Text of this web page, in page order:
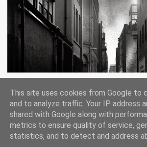
Lee Jeffries
This site uses cookies from Google to
and to analyze traffic. Your IP address
shared with Google along with
metrics to ensure quality of service,
statistics, and to detect and address